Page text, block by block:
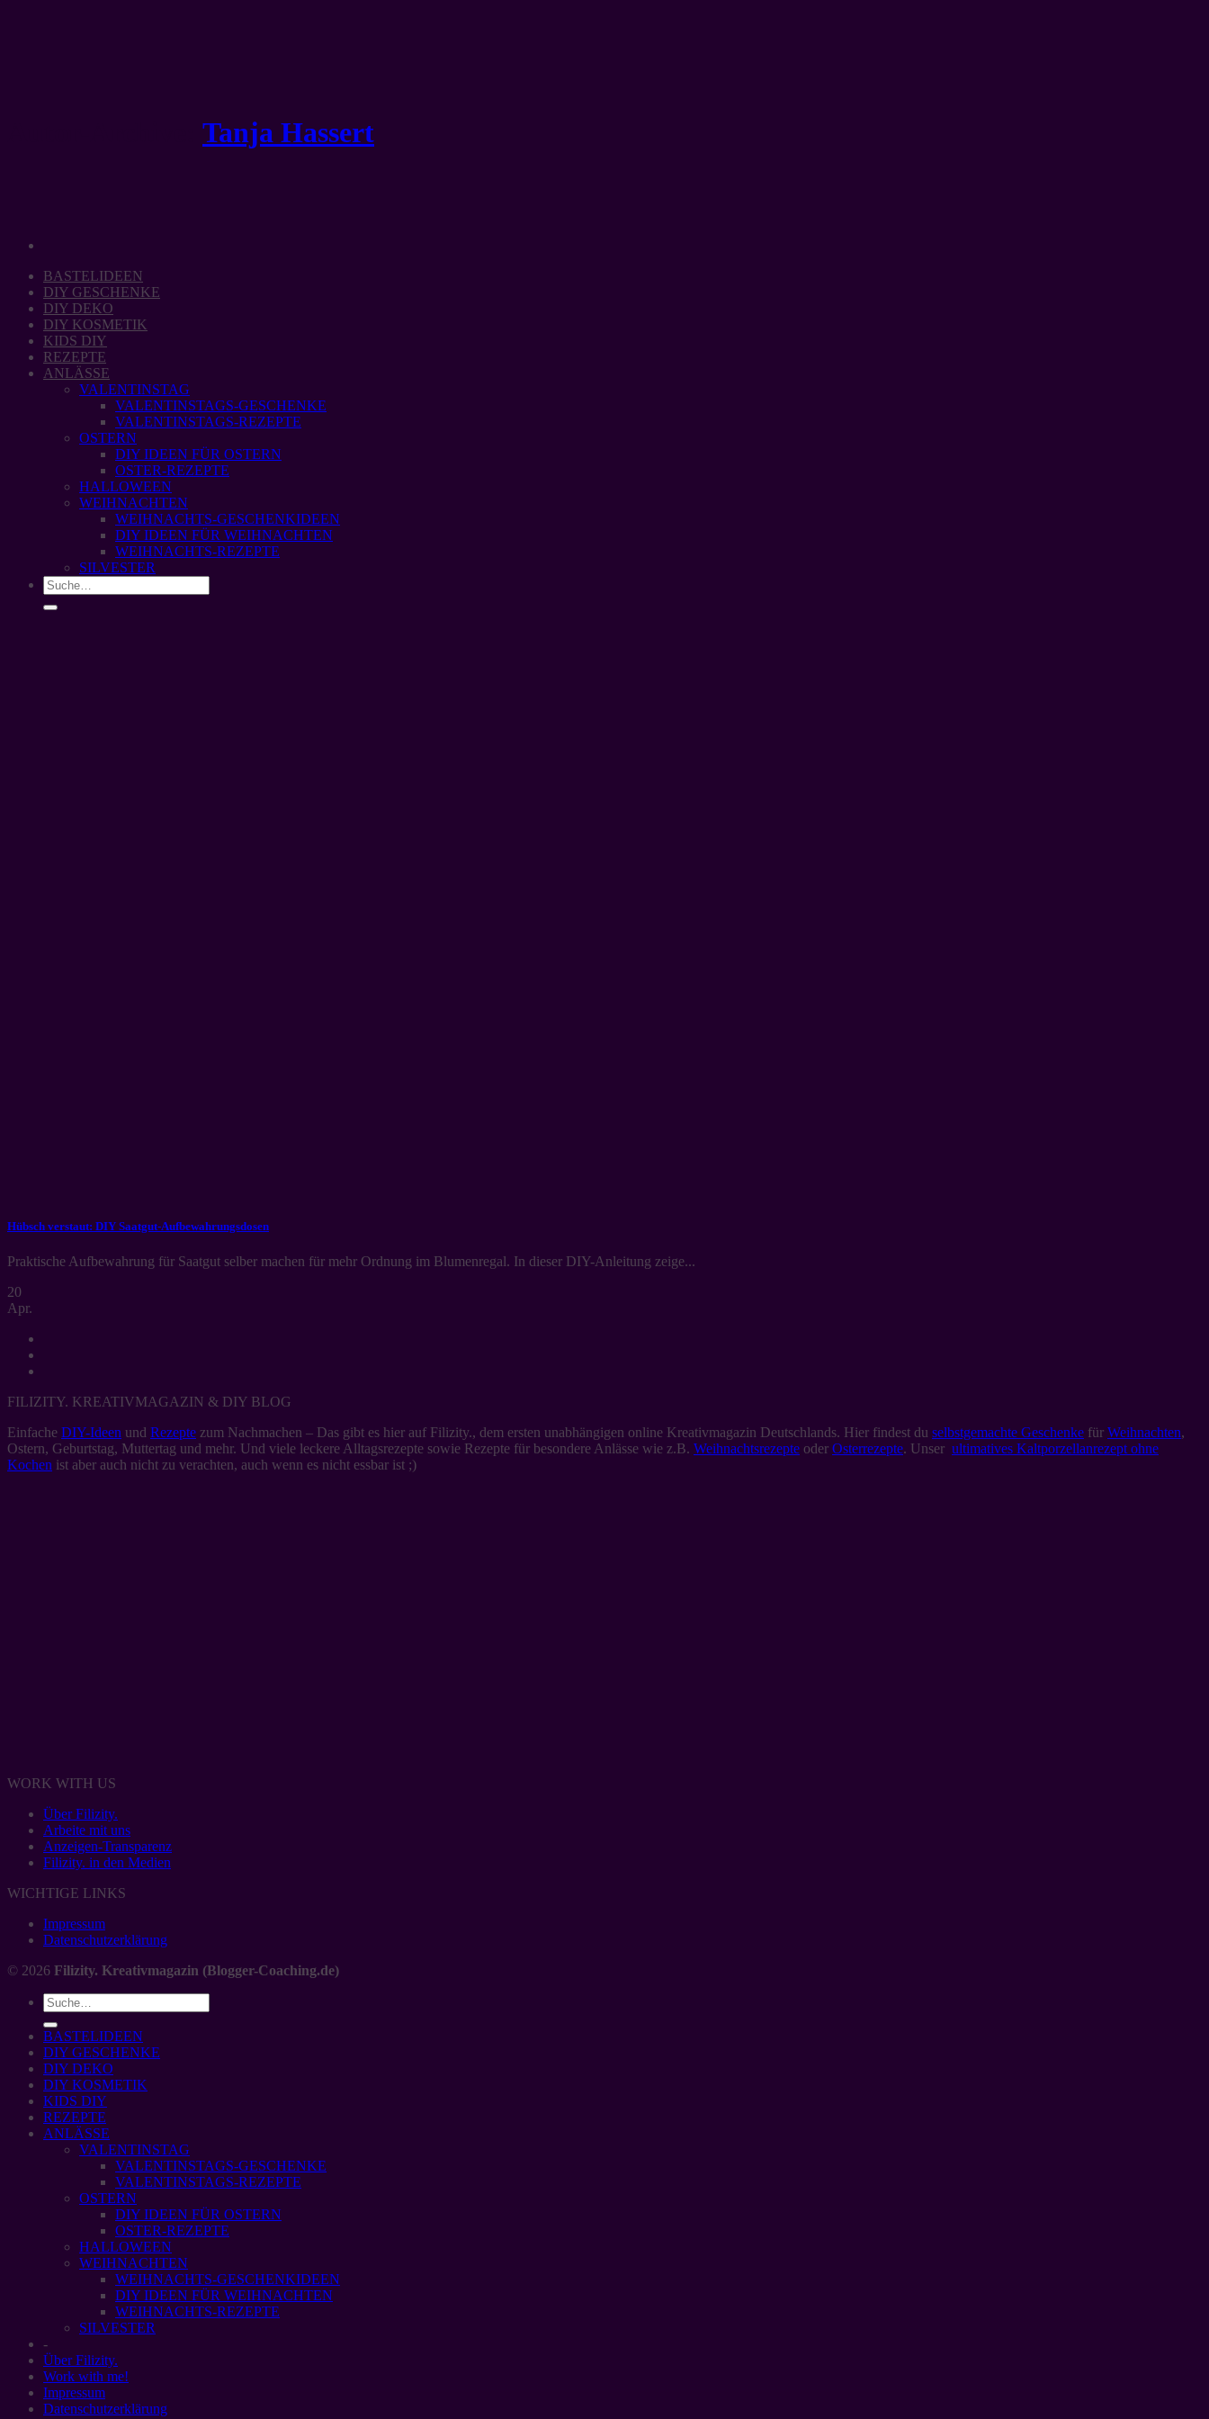
BASTELIDEEN
DIY GESCHENKE
DIY DEKO
DIY KOSMETIK
KIDS DIY
REZEPTE
ANLÄSSE
VALENTINSTAG
VALENTINSTAGS-GESCHENKE
VALENTINSTAGS-REZEPTE
OSTERN
DIY IDEEN FÜR OSTERN
OSTER-REZEPTE
HALLOWEEN
WEIHNACHTEN
WEIHNACHTS-GESCHENKIDEEN
DIY IDEEN FÜR WEIHNACHTEN
WEIHNACHTS-REZEPTE
SILVESTER
Tanja Hassert
Hübsch verstaut: DIY Saatgut-Aufbewahrungsdosen
Praktische Aufbewahrung für Saatgut selber machen für mehr Ordnung im Blumenregal. In dieser DIY-Anleitung zeige...
20
Apr.
FILIZITY. KREATIVMAGAZIN & DIY BLOG
Einfache DIY-Ideen und Rezepte zum Nachmachen – Das gibt es hier auf Filizity., dem ersten unabhängigen online Kreativmagazin Deutschlands. Hier findest du selbstgemachte Geschenke für Weihnachten,
Ostern, Geburtstag, Muttertag und mehr. Und viele leckere Alltagsrezepte sowie Rezepte für besondere Anlässe wie z.B. Weihnachtsrezepte oder Osterrezepte. Unser ultimatives Kaltporzellanrezept ohne
Kochen ist aber auch nicht zu verachten, auch wenn es nicht essbar ist ;)
WORK WITH US
Über Filizity.
Arbeite mit uns
Anzeigen-Transparenz
Filizity. in den Medien
WICHTIGE LINKS
Impressum
Datenschutzerklärung
© 2026 Filizity. Kreativmagazin (Blogger-Coaching.de)
BASTELIDEEN
DIY GESCHENKE
DIY DEKO
DIY KOSMETIK
KIDS DIY
REZEPTE
ANLÄSSE
VALENTINSTAG
VALENTINSTAGS-GESCHENKE
VALENTINSTAGS-REZEPTE
OSTERN
DIY IDEEN FÜR OSTERN
OSTER-REZEPTE
HALLOWEEN
WEIHNACHTEN
WEIHNACHTS-GESCHENKIDEEN
DIY IDEEN FÜR WEIHNACHTEN
WEIHNACHTS-REZEPTE
SILVESTER
-
Über Filizity.
Work with me!
Impressum
Datenschutzerklärung